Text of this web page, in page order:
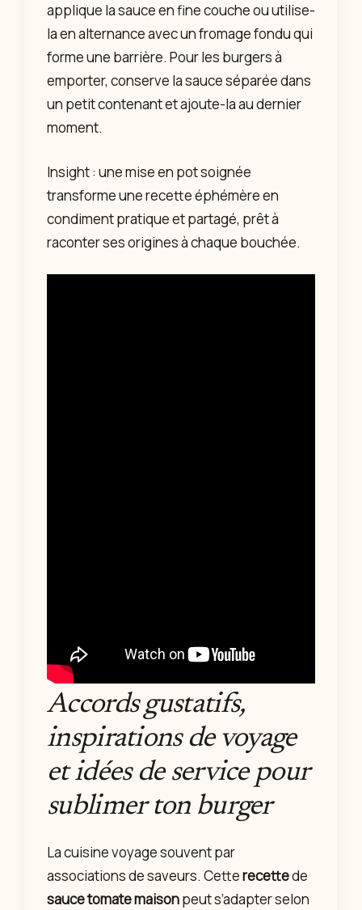
applique la sauce en fine couche ou utilise-
la en alternance avec un fromage fondu qui
forme une barrière. Pour les burgers à
emporter, conserve la sauce séparée dans
un petit contenant et ajoute-la au dernier
moment.
Insight : une mise en pot soignée
transforme une recette éphémère en
condiment pratique et partagé, prêt à
raconter ses origines à chaque bouchée.
Accords gustatifs,
inspirations de voyage
et idées de service pour
sublimer ton burger
La cuisine voyage souvent par
associations de saveurs. Cetterecettede
sauce tomate maisonpeut s’adapter selon